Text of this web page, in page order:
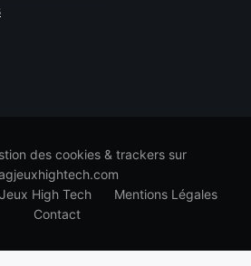
des cookies & trackers sur
High Tech
Mentions Légales
Contact